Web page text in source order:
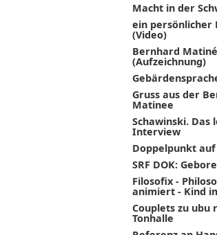
Macht in der
ein persönlicher
(Video)
Bernhard
(Aufzeichnung)
Gruss aus der
Matinee
Schawinski. Das
Interview
Doppelpunkt auf
SRF DOK:
Filosofix -
animiert - Kind
Couplets zu ubu
Tonhalle